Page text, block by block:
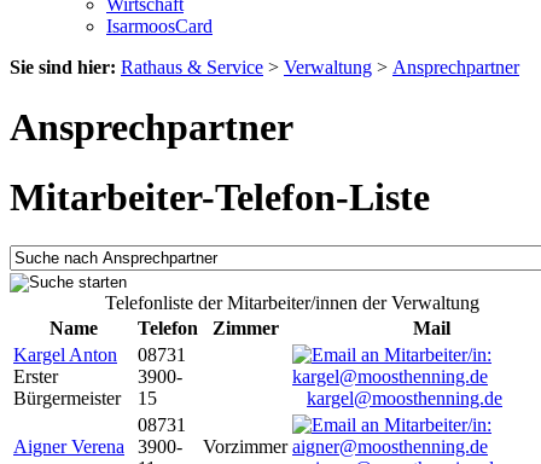
Wirtschaft
IsarmoosCard
Sie sind hier: Rathaus & Service > Verwaltung > Ansprechpartner
Ansprechpartner
Mitarbeiter-Telefon-Liste
Telefonliste der Mitarbeiter/innen der Verwaltung
Name
Telefon Zimmer
Mail
Kargel Anton
Erster
Bürgermeister
08731
3900-
15
kargel@moosthenning.de
Aigner Verena
08731
3900-
Vorzimmer